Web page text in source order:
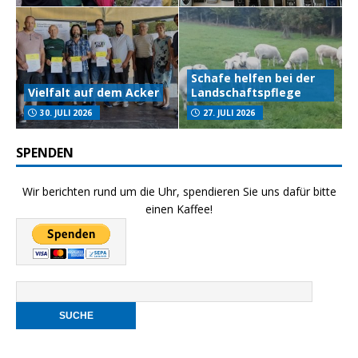
Vielfalt auf dem Acker
30. JULI 2026
Schafe helfen bei der
Landschaftspflege
27. JULI 2026
SPENDEN
Wir berichten rund um die Uhr, spendieren Sie uns dafür bitte
einen Kaffee!